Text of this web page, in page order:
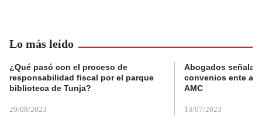
Lo más leído
¿Qué pasó con el proceso de
responsabilidad fiscal por el parque
biblioteca de Tunja?
29/08/2023
Abogados
convenios ente
AMC
13/07/2023